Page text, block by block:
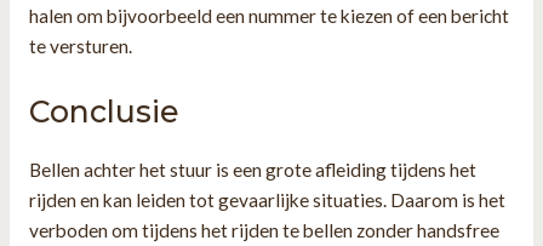
halen om bijvoorbeeld een nummer te kiezen of een bericht
te versturen.
Conclusie
Bellen achter het stuur is een grote afleiding tijdens het
rijden en kan leiden tot gevaarlijke situaties. Daarom is het
verboden om tijdens het rijden te bellen zonder handsfree